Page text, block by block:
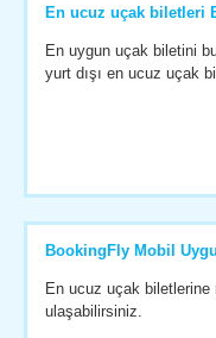
En ucuz uçak biletleri
En uygun uçak biletini
yurt dışı en ucuz uçak
BookingFly Mobil
En ucuz uçak biletlerine
ulaşabilirsiniz.